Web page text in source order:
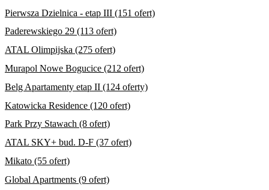
Pierwsza Dzielnica - etap III (151 ofert)
Paderewskiego 29 (113 ofert)
ATAL Olimpijska (275 ofert)
Murapol Nowe Bogucice (212 ofert)
Belg Apartamenty etap II (124 oferty)
Katowicka Residence (120 ofert)
Park Przy Stawach (8 ofert)
ATAL SKY+ bud. D-F (37 ofert)
Mikato (55 ofert)
Global Apartments (9 ofert)